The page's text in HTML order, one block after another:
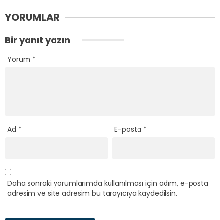
YORUMLAR
Bir yanıt yazın
Yorum *
Ad * E-posta *
Daha sonraki yorumlarımda kullanılması için adım, e-posta
adresim ve site adresim bu tarayıcıya kaydedilsin.